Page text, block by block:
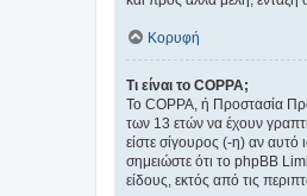
Κορυφή
Τι είναι το COPPA;
Το COPPA, ή Προστασία
των 13 ετών να έχουν
είστε σίγουρος (-η) αν
σημειώστε ότι το phpBB
είδους, εκτός από τις